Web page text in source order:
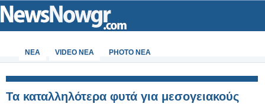
ΝΕΑ VIDEO NEA PHOTO NEA
Τα καταλληλότερα φυτά για μεσογειακούς